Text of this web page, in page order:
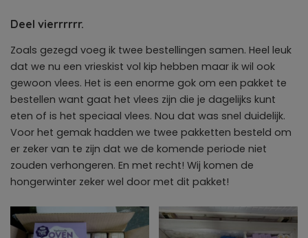
Deel vierrrrrr.
Zoals gezegd voeg ik twee bestellingen samen. Heel leuk
dat we nu een vrieskist vol kip hebben maar ik wil ook
gewoon vlees. Het is een enorme gok om een pakket te
bestellen want gaat het vlees zijn die je dagelijks kunt
eten of is het speciaal vlees. Nou dat was snel duidelijk.
Voor het gemak hadden we twee pakketten besteld om
er zeker van te zijn dat we de komende periode niet
zouden verhongeren. En met recht! Wij komen de
hongerwinter zeker wel door met dit pakket!